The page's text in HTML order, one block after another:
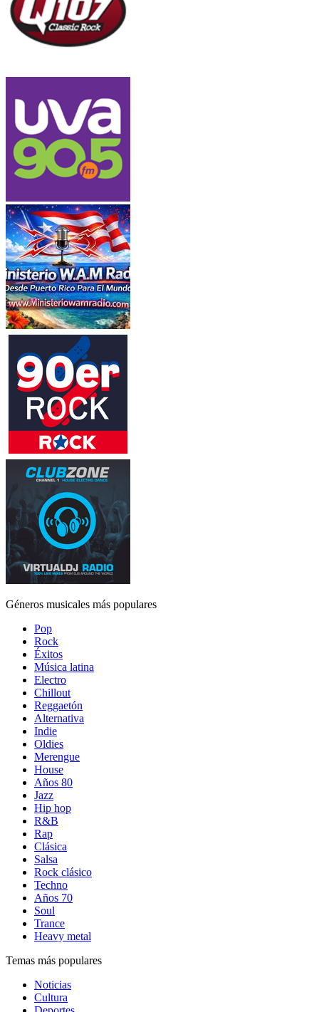
Géneros musicales más populares
Pop
Rock
Éxitos
Música latina
Electro
Chillout
Reggaetón
Alternativa
Indie
Oldies
Merengue
House
Años 80
Jazz
Hip hop
R&B
Rap
Clásica
Salsa
Rock clásico
Techno
Años 70
Soul
Trance
Heavy metal
Temas más populares
Noticias
Cultura